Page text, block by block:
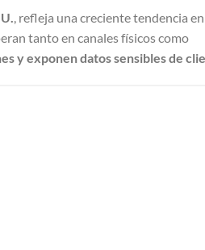
, refleja una creciente tendencia
tanto en canales físicos como
y exponen datos sensibles de